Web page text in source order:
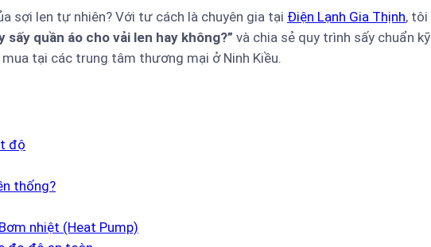
sợi len tự nhiên? Với tư cách là chuyên gia tại Điện Lạnh Gia Thịnh, tôi
sấy quần áo cho vải len hay không?” và chia sẻ quy trình sấy chuẩn kỹ
tại các trung tâm thương mại ở Ninh Kiều.
độ
thống?
nhiệt (Heat Pump)